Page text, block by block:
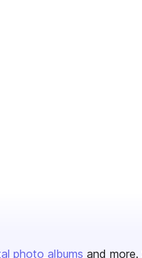
photo albums and more.